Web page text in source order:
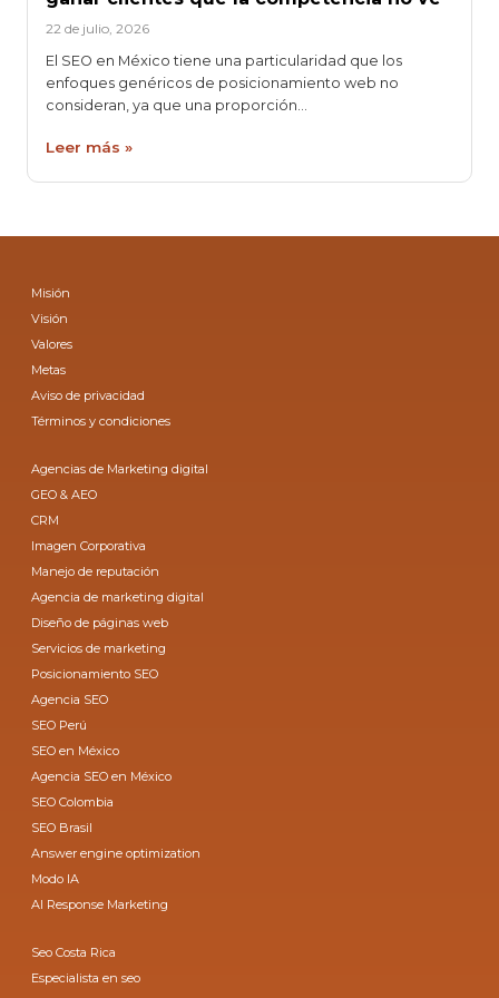
22 de julio, 2026
El SEO en México tiene una particularidad que los
enfoques genéricos de posicionamiento web no
consideran, ya que una proporción…
Leer más »
Misión
Visión
Valores
Metas
Aviso de privacidad
Términos y condiciones
Agencias de Marketing digital
GEO & AEO
CRM
Imagen Corporativa
Manejo de reputación
Agencia de marketing digital
Diseño de páginas web
Servicios de marketing
Posicionamiento SEO
Agencia SEO
SEO Perú
SEO en México
Agencia SEO en México
SEO Colombia
SEO Brasil
Answer engine optimization
Modo IA
AI Response Marketing
Seo Costa Rica
Especialista en seo